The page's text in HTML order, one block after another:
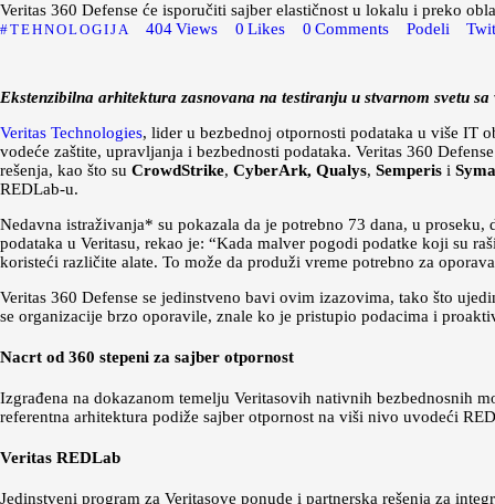
Veritas 360 Defense će isporučiti sajber elastičnost u lokalu i preko
TEHNOLOGIJA 404 Views 0 Likes 0 Comments Podeli
Ekstenzibilna arhitektura zasnovana na testiranju u stvarnom svetu
Veritas Technologies, lider u bezbednoj otpornosti podataka u više IT
vodeće zaštite, upravljanja i bezbednosti podataka. Veritas 360
rešenja, kao što su CrowdStrike, CyberArk, Qualys, Semperis i
REDLab-u.
Nedavna istraživanja* su pokazala da je potrebno 73 dana, u
podataka u Veritasu, rekao je: “Kada malver pogodi podatke koji su
koristeći različite alate. To može da produži vreme potrebno za
Veritas 360 Defense se jedinstveno bavi ovim izazovima, tako što
se organizacije brzo oporavile, znale ko je pristupio podacima i
Nacrt od 360 stepeni za sajber otpornost
Izgrađena na dokazanom temelju Veritasovih nativnih bezbednosnih
referentna arhitektura podiže sajber otpornost na viši nivo uvodeći
Veritas REDLab
Jedinstveni program za Veritasove ponude i partnerska rešenja za